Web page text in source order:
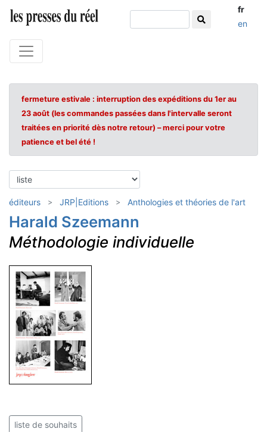
fr
en
fermeture estivale : interruption des expéditions du 1er au
23 août (les commandes passées dans l'intervalle seront
traitées en priorité dès notre retour) – merci pour votre
patience et bel été !
éditeurs JRP|Editions Anthologies et théories de l'art
Harald Szeemann
Méthodologie individuelle
liste de souhaits